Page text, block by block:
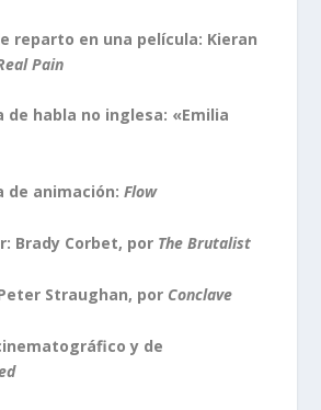
reparto en una película: Kieran
Pain
de habla no inglesa: «Emilia
de animación:Flow
Brady Corbet, por The Brutalist
Straughan, por Conclave
y de